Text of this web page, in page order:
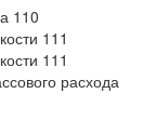
110
111
111
расхода